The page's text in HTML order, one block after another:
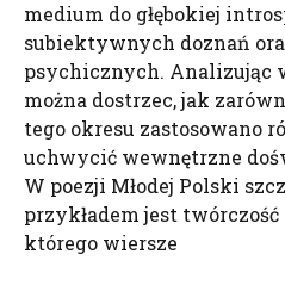
medium do głębokiej
subiektywnych doznań
psychicznych. Analizując
można dostrzec, jak
tego okresu zastosowano
uchwycić wewnętrzne
W poezji Młodej Polski
przykładem jest
którego wiersze